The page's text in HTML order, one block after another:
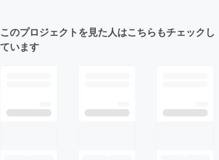
このプロジェクトを見た人はこちらもチェックし
ています